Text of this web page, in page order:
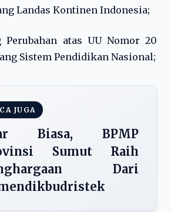
Landas Kontinen Indonesia;
Perubahan atas UU Nomor 20
Sistem Pendidikan Nasional;
JUGA
Biasa, BPMP
Sumut Raih
Dari